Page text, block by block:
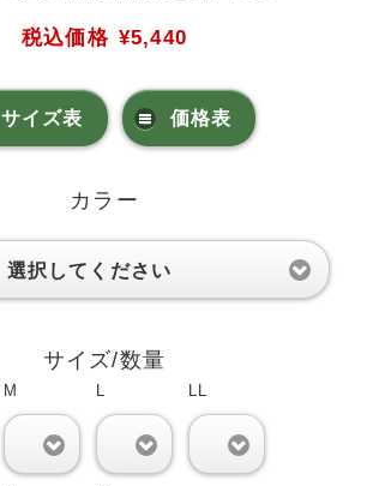
税込価格 ¥5,440
サイズ表 価格表
カラー
選択してください
サイズ/数量
M L LL